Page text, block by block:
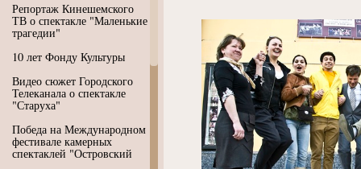
Репортаж Кинешемского
ТВ о спектакле "Маленькие
трагедии"
10 лет Фонду Культуры
Видео сюжет Городского
Телеканала о спектакле
"Старуха"
Победа на Международном
фестивале камерных
спектаклей "Островский